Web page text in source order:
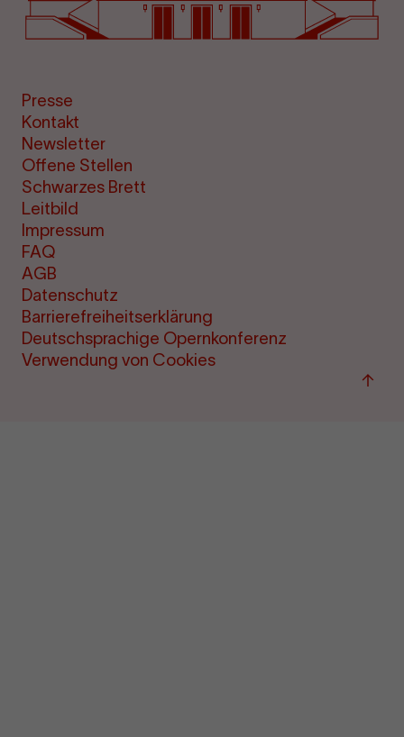
Presse
Kontakt
Newsletter
Offene Stellen
Schwarzes Brett
Leitbild
Impressum
FAQ
AGB
Datenschutz
Barrierefreiheitserklärung
Deutschsprachige Opernkonferenz
Verwendung von Cookies
Zum